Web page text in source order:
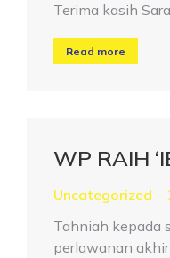
Terima kasih
Read more
WP RAIH
Uncategorized
Tahniah kepada
perlawanan